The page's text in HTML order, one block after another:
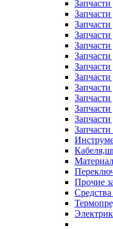
Запчасти
Прочие